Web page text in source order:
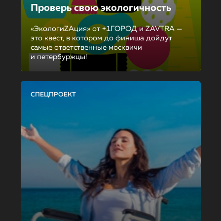
Проверь свою экологичность
«ЭкологиZAция» от +1ГОРОД и ZAVTRA —
это квест, в котором до финиша дойдут
самые ответственные москвичи
и петербуржцы!
СПЕЦПРОЕКТ